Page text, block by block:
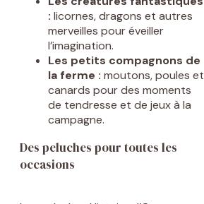
: licornes, dragons et autres
merveilles pour éveiller
l’imagination.
Les petits compagnons de
la ferme : moutons, poules et
canards pour des moments
de tendresse et de jeux à la
campagne.
Des peluches pour toutes les
occasions